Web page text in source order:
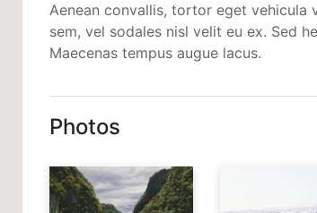
Aenean convallis, tortor eget vehicula
sem, vel sodales nisl velit eu ex. Sed
Maecenas tempus augue lacus.
Photos